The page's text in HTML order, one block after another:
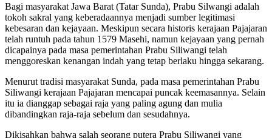
Bagi masyarakat Jawa Barat (Tatar Sunda), Prabu Silwangi adalah
tokoh sakral yang keberadaannya menjadi sumber legitimasi
kebesaran dan kejayaan. Meskipun secara historis kerajaan Pajajaran
telah runtuh pada tahun 1579 Masehi, namun kejayaan yang pernah
dicapainya pada masa pemerintahan Prabu Siliwangi telah
menggoreskan kenangan indah yang tetap berlaku hingga sekarang.
Menurut tradisi masyarakat Sunda, pada masa pemerintahan Prabu
Siliwangi kerajaan Pajajaran mencapai puncak keemasannya. Selain
itu ia dianggap sebagai raja yang paling agung dan mulia
dibandingkan raja-raja sebelum dan sesudahnya.
Dikisahkan bahwa salah seorang putera Prabu Siliwangi yang